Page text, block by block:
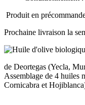
Produit en
Prochaine livraison la
de Deortegas (Yecla,
Assemblage de 4 huiles
Cornicabra et